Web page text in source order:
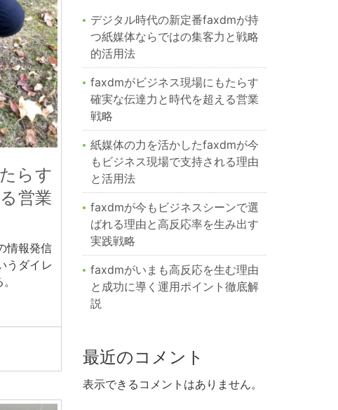
らす
営業
情報発信
うダイレ
デジタル時代の新定番faxdmが持
つ紙媒体ならではの集客力と戦略
的活用法
faxdmがビジネス現場にもたらす
確実な伝達力と時代を超える営業
戦略
紙媒体の力を活かしたfaxdmが今
もビジネス現場で支持される理由
と活用法
faxdmが今もビジネスシーンで選
ばれる理由と高反応率を生み出す
実践戦略
faxdmがいまも高反応を生む理由
と成功に導く運用ポイント徹底解
説
最近のコメント
表示できるコメントはありません。